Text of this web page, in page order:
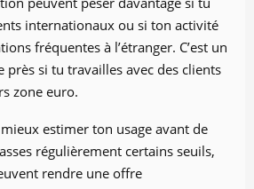
internationaux ou si ton activité
fréquentes à l’étranger. C’est un
près si tu travailles avec des clients
zone euro.
estimer ton usage avant de
régulièrement certains seuils,
rendre une offre